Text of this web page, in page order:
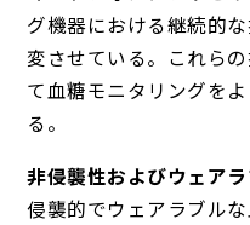
グ機器における継続的
変させている。これら
て血糖モニタリングを
る。
非侵襲性およびウェア
侵襲的でウェアラブル